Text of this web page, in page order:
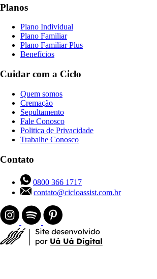
Planos
Plano Individual
Plano Familiar
Plano Familiar Plus
Benefícios
Cuidar com a Ciclo
Quem somos
Cremação
Sepultamento
Fale Conosco
Politica de Privacidade
Trabalhe Conosco
Contato
0800 366 1717
contato@cicloassist.com.br